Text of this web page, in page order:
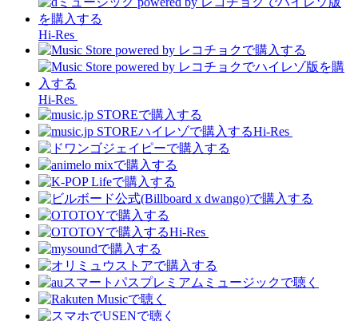
Hi-Res
Hi-Res
Hi-Res
Hi-Res